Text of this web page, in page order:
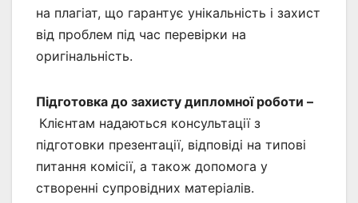
на плагіат, що гарантує унікальність і захист
від проблем під час перевірки на
оригінальність.
Підготовка до захисту дипломної роботи –
Клієнтам надаються консультації з
підготовки презентації, відповіді на типові
питання комісії, а також допомога у
створенні супровідних матеріалів.